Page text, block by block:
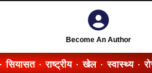
Become An Author
सियासत राष्ट्रीय खेल स्वास्थ्य